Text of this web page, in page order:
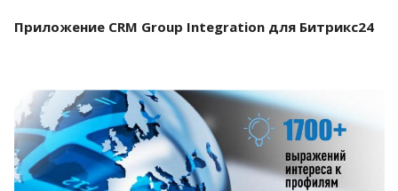
Приложение CRM Group Integration для Битрикс24